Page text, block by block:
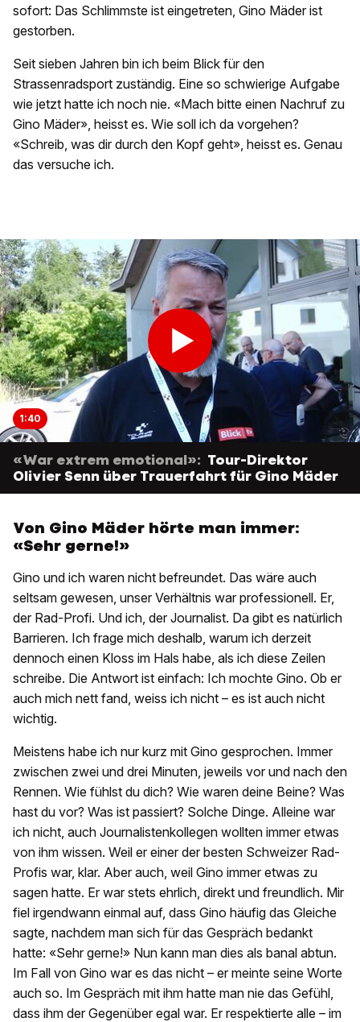
sofort: Das Schlimmste ist eingetreten, Gino Mäder ist
gestorben.
Seit sieben Jahren bin ich beim Blick für den
Strassenradsport zuständig. Eine so schwierige Aufgabe
wie jetzt hatte ich noch nie. «Mach bitte einen Nachruf zu
Gino Mäder», heisst es. Wie soll ich da vorgehen?
«Schreib, was dir durch den Kopf geht», heisst es. Genau
das versuche ich.
1:40
«War extrem emotional»: Tour-Direktor
Olivier Senn über Trauerfahrt für Gino Mäder
Von Gino Mäder hörte man immer:
«Sehr gerne!»
Gino und ich waren nicht befreundet. Das wäre auch
seltsam gewesen, unser Verhältnis war professionell. Er,
der Rad-Profi. Und ich, der Journalist. Da gibt es natürlich
Barrieren. Ich frage mich deshalb, warum ich derzeit
dennoch einen Kloss im Hals habe, als ich diese Zeilen
schreibe. Die Antwort ist einfach: Ich mochte Gino. Ob er
auch mich nett fand, weiss ich nicht – es ist auch nicht
wichtig.
Meistens habe ich nur kurz mit Gino gesprochen. Immer
zwischen zwei und drei Minuten, jeweils vor und nach den
Rennen. Wie fühlst du dich? Wie waren deine Beine? Was
hast du vor? Was ist passiert? Solche Dinge. Alleine war
ich nicht, auch Journalistenkollegen wollten immer etwas
von ihm wissen. Weil er einer der besten Schweizer Rad-
Profis war, klar. Aber auch, weil Gino immer etwas zu
sagen hatte. Er war stets ehrlich, direkt und freundlich. Mir
fiel irgendwann einmal auf, dass Gino häufig das Gleiche
sagte, nachdem man sich für das Gespräch bedankt
hatte: «Sehr gerne!» Nun kann man dies als banal abtun.
Im Fall von Gino war es das nicht – er meinte seine Worte
auch so. Im Gespräch mit ihm hatte man nie das Gefühl,
dass ihm der Gegenüber egal war. Er respektierte alle – im